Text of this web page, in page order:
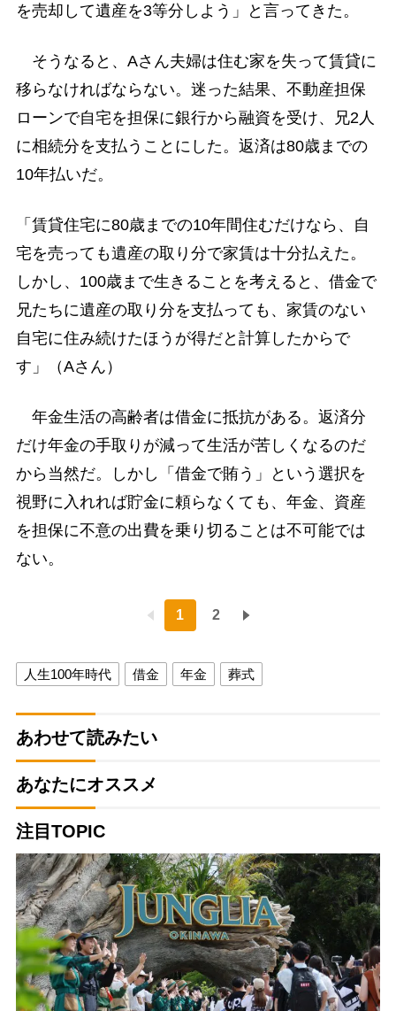
を売却して遺産を3等分しよう」と言ってきた。
そうなると、Aさん夫婦は住む家を失って賃貸に
移らなければならない。迷った結果、不動産担保
ローンで自宅を担保に銀行から融資を受け、兄2人
に相続分を支払うことにした。返済は80歳までの
10年払いだ。
「賃貸住宅に80歳までの10年間住むだけなら、自
宅を売っても遺産の取り分で家賃は十分払えた。
しかし、100歳まで生きることを考えると、借金で
兄たちに遺産の取り分を支払っても、家賃のない
自宅に住み続けたほうが得だと計算したからで
す」（Aさん）
年金生活の高齢者は借金に抵抗がある。返済分
だけ年金の手取りが減って生活が苦しくなるのだ
から当然だ。しかし「借金で賄う」という選択を
視野に入れれば貯金に頼らなくても、年金、資産
を担保に不意の出費を乗り切ることは不可能では
ない。
1 2
人生100年時代 借金 年金 葬式
あわせて読みたい
あなたにオススメ
注目TOPIC